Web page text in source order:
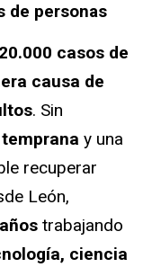
de personas
casos de
causa de
. Sin
y una
recuperar
León,
trabajando
ciencia